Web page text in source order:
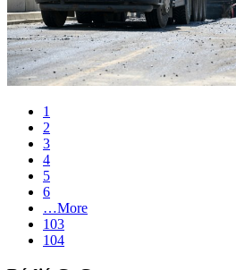
1
2
3
4
5
6
…More
103
104